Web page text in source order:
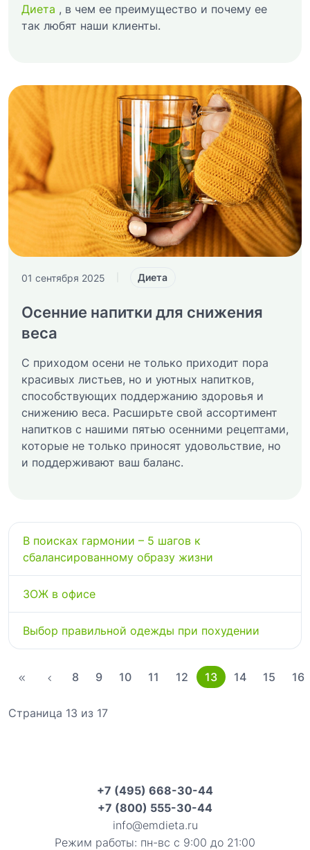
Диета
так любят наши клиенты.
01 сентября 2025 Диета
Осенние напитки для снижения
веса
С приходом осени не только приходит пора
красивых листьев, но и уютных напитков,
способствующих поддержанию здоровья и
снижению веса. Расширьте свой ассортимент
напитков с нашими пятью осенними рецептами,
которые не только приносят удовольствие, но
и поддерживают ваш баланс.
В поисках гармонии – 5 шагов к
сбалансированному образу жизни
ЗОЖ в офисе
Выбор правильной одежды при похудении
8 9 10 11 12 13 14 15 16
Страница 13 из 17
+7 (495) 668-30-44
+7 (800) 555-30-44
info@emdieta.ru
Режим работы: пн-вс с 9:00 до 21:00